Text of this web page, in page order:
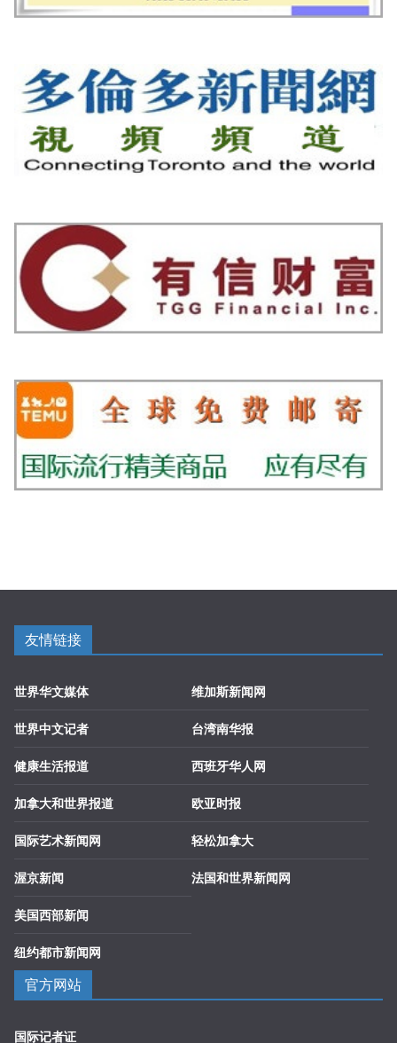
友情链接
世界华文媒体
世界中文记者
健康生活报道
加拿大和世界报道
国际艺术新闻网
渥京新闻
美国西部新闻
纽约都市新闻网
维加斯新闻网
台湾南华报
西班牙华人网
欧亚时报
轻松加拿大
法国和世界新闻网
官方网站
国际记者证